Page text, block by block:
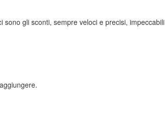
gli sconti, sempre veloci e precisi, impeccabili